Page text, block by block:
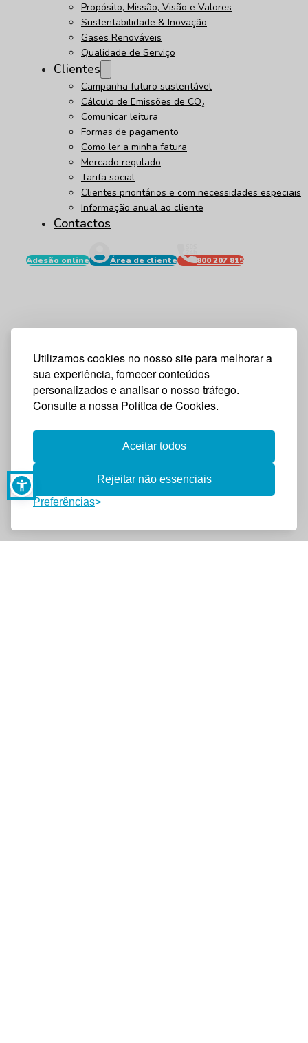
Utilizamos cookies no nosso site para melhorar a
sua experiência, fornecer conteúdos
personalizados e analisar o nosso tráfego.
Consulte a nossa Política de Cookies.
Aceitar todos
Rejeitar não essenciais
Preferências
Propósito, Missão, Visão e Valores
Sustentabilidade & Inovação
Gases Renováveis
Qualidade de Serviço
Clientes
Campanha futuro sustentável
Cálculo de Emissões de CO₂
Comunicar leitura
Formas de pagamento
Como ler a minha fatura
Mercado regulado
Tarifa social
Clientes prioritários e com necessidades especiais
Informação anual ao cliente
Contactos
Adesão online Área de cliente 800 207 815